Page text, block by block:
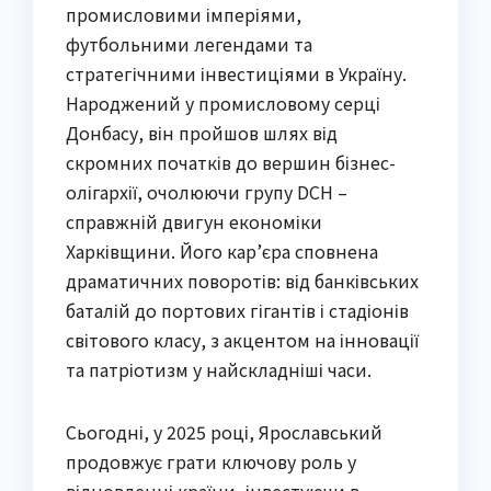
промисловими імперіями,
футбольними легендами та
стратегічними інвестиціями в Україну.
Народжений у промисловому серці
Донбасу, він пройшов шлях від
скромних початків до вершин бізнес-
олігархії, очолюючи групу DCH –
справжній двигун економіки
Харківщини. Його кар’єра сповнена
драматичних поворотів: від банківських
баталій до портових гігантів і стадіонів
світового класу, з акцентом на інновації
та патріотизм у найскладніші часи.
Сьогодні, у 2025 році, Ярославський
продовжує грати ключову роль у